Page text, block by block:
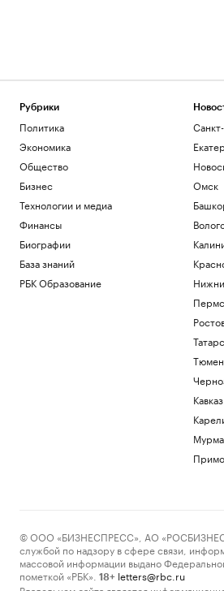
Рубрики
Политика
Экономика
Общество
Бизнес
Технологии и медиа
Финансы
Биографии
База знаний
РБК Образование
Омск
Кавказ
© ООО «БИЗНЕСПРЕСС», АО
службой по надзору в сфере связи,
массовой информации выдано
пометкой «РБК».
18+ letters@rbc.ru